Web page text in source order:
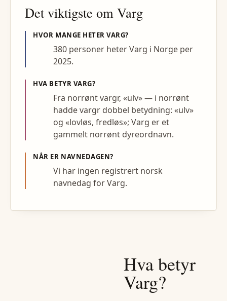
Det viktigste om Varg
HVOR MANGE HETERVARG?
380 personer heter Varg i Norge per
2025.
HVA BETYR VARG?
Fra norrønt vargr, «ulv» — i norrønt
hadde vargr dobbel betydning: «ulv»
og «lovløs, fredløs»; Varg er et
gammelt norrønt dyreordnavn.
NÅR ER NAVNEDAGEN?
Vi har ingen registrert norsk
navnedag for Varg.
Hva betyr
Varg?